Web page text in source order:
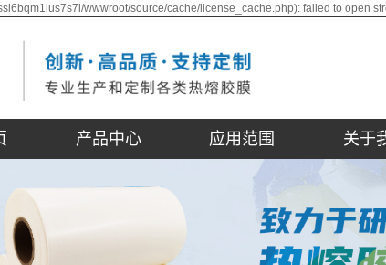
wwwroot/source/cache/license_cache.php): failed to open
产品中心 应用范围 关于